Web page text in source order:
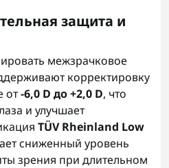
защита и
межзрачковое
корректировку
от-6,0 D до +2,0 D, что
и улучшает
TÜV Rheinland Low
сниженный уровень
зрения при длительном